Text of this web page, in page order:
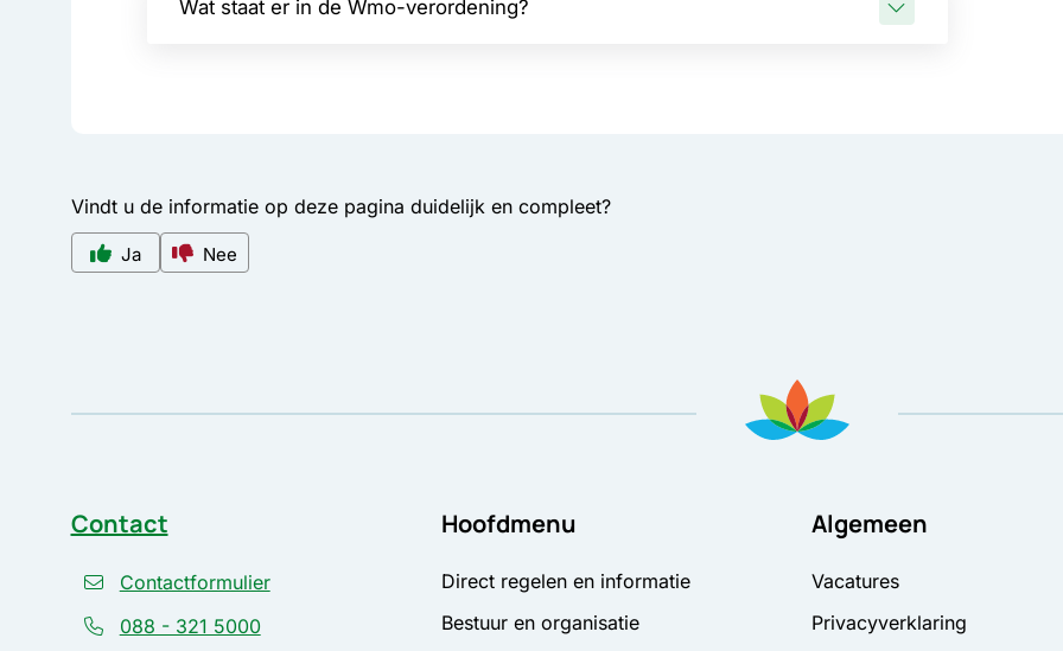
Wat staat er in de Wmo-verordening?
Vindt u de informatie op deze pagina duidelijk en compleet?
Ja Nee
Contact
Contactformulier
088 - 321 5000
Hoofdmenu
Direct regelen en informatie
Bestuur en organisatie
Algemeen
Vacatures
Privacyverklaring